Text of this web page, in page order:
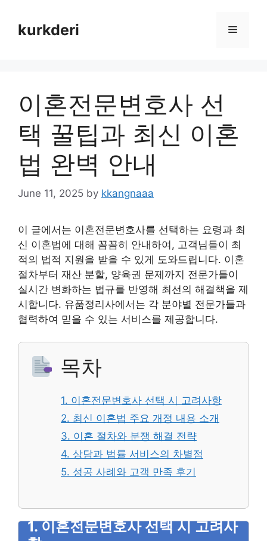
contentkurkderi Menu
이혼전문변호사 선
택 꿀팁과 최신 이혼
법 완벽 안내
June 11, 2025 by kkangnaaa
이 글에서는 이혼전문변호사를 선택하는 요령과 최
신 이혼법에 대해 꼼꼼히 안내하여, 고객님들이 최
적의 법적 지원을 받을 수 있게 도와드립니다. 이혼
절차부터 재산 분할, 양육권 문제까지 전문가들이
실시간 변화하는 법규를 반영해 최선의 해결책을 제
시합니다. 유품정리사에서는 각 분야별 전문가들과
협력하여 믿을 수 있는 서비스를 제공합니다.
목차
1. 이혼전문변호사 선택 시 고려사항
2. 최신 이혼법 주요 개정 내용 소개
3. 이혼 절차와 분쟁 해결 전략
4. 상담과 법률 서비스의 차별점
5. 성공 사례와 고객 만족 후기
1. 이혼전문변호사 선택 시 고려사